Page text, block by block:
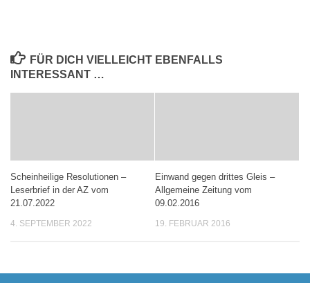
FÜR DICH VIELLEICHT EBENFALLS
INTERESSANT …
Scheinheilige Resolutionen –
Leserbrief in der AZ vom
21.07.2022
4. SEPTEMBER 2022
Einwand gegen drittes Gleis –
Allgemeine Zeitung vom
09.02.2016
19. FEBRUAR 2016